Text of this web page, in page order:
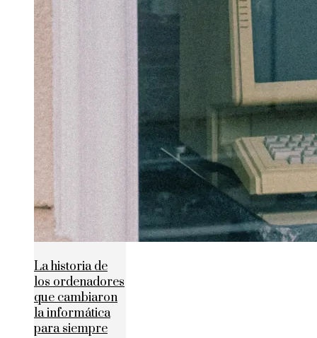
La historia de
los ordenadores
que cambiaron
la informática
para siempre